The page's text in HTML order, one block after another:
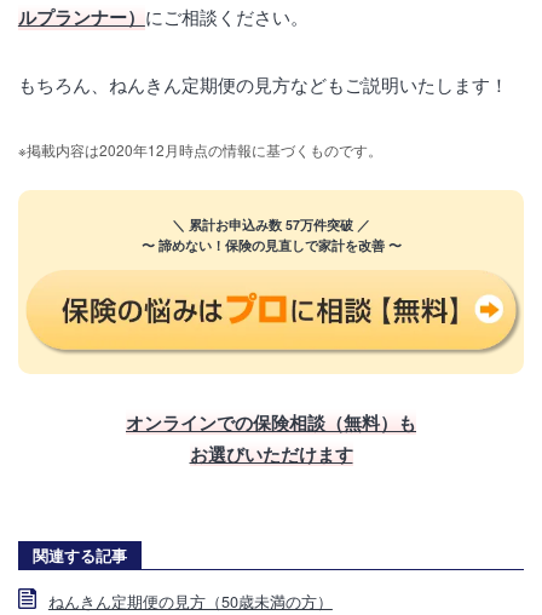
ルプランナー） にご相談ください。
もちろん、ねんきん定期便の見方などもご説明いたします！
※掲載内容は2020年12月時点の情報に基づくものです。
＼ 累計お申込み数 57万件突破 ／
〜 諦めない！保険の見直しで家計を改善 〜
オンラインでの保険相談（無料）も
お選びいただけます
関連する記事
ねんきん定期便の見方（50歳未満の方）